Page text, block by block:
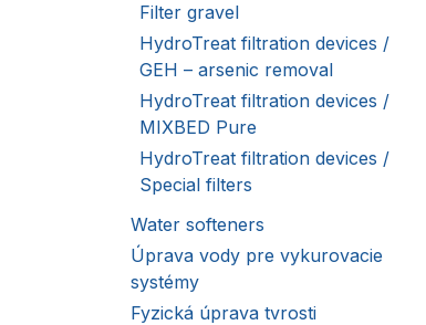
Filter gravel
HydroTreat filtration devices /
GEH – arsenic removal
HydroTreat filtration devices /
MIXBED Pure
HydroTreat filtration devices /
Special filters
Water softeners
Úprava vody pre vykurovacie
systémy
Fyzická úprava tvrosti